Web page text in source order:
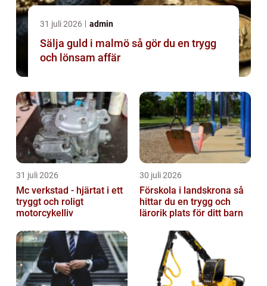
31 juli 2026 admin
Sälja guld i malmö så gör du en trygg
och lönsam affär
31 juli 2026
Mc verkstad - hjärtat i ett
tryggt och roligt
motorcykelliv
30 juli 2026
Förskola i landskrona så
hittar du en trygg och
lärorik plats för ditt barn